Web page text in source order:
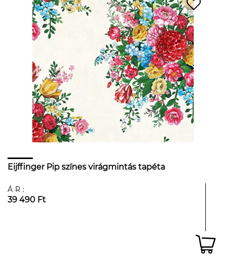
Eijffinger Pip színes virágmintás tapéta
ÁR:
39 490 Ft